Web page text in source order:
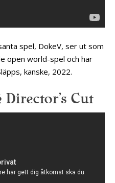
spel, DokeV, ser ut som
open world-spel och har
kanske, 2022.
Cut